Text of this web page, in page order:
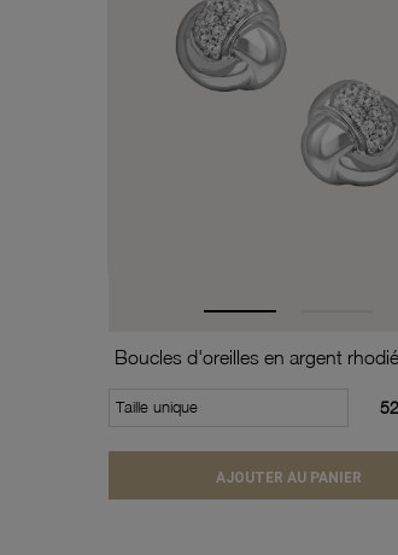
Taille unique
AJOUTER AU PANIER